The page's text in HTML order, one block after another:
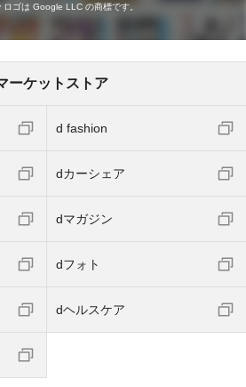
ゴは Google LLC の商標です。
ーケットストア
d fashion
dカーシェア
dマガジン
dフォト
dヘルスケア